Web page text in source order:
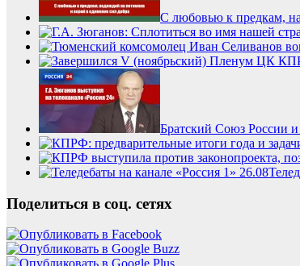
С любовью к предкам,
Братский Союз России и
Поделиться в соц. сетях